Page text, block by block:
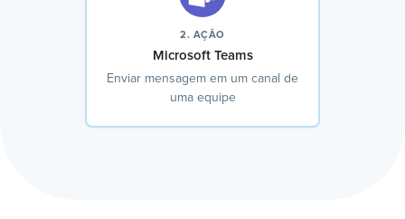
2. AÇÃO
Microsoft Teams
Enviar mensagem em um canal de
uma equipe